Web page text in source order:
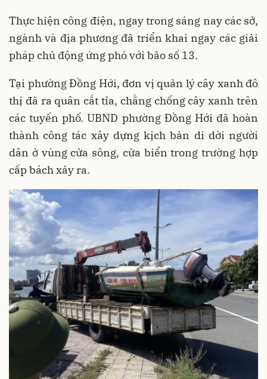
Thực hiện công điện, ngay trong sáng nay các sở,
ngành và địa phương đã triển khai ngay các giải
pháp chủ động ứng phó với bão số 13.
Tại phường Đồng Hới, đơn vị quản lý cây xanh đô
thị đã ra quân cắt tỉa, chằng chống cây xanh trên
các tuyến phố. UBND phường Đồng Hới đã hoàn
thành công tác xây dựng kịch bản di dời người
dân ở vùng cửa sông, cửa biển trong trường hợp
cấp bách xảy ra.